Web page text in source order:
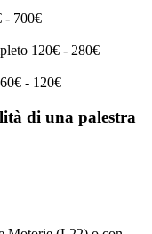
- 700€
120€ - 280€
60€ - 120€
di una palestra